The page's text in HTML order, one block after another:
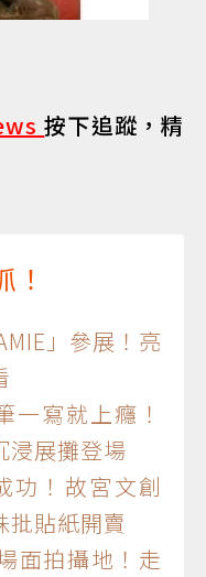
按下追蹤，精
」參展！亮
寫就上癮！
浸展攤登場
！故宮文創
批貼紙開賣
面拍攝地！走